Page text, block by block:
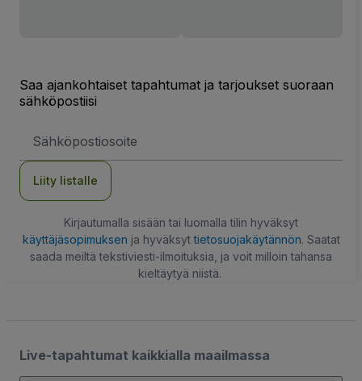
Saa ajankohtaiset tapahtumat ja tarjoukset suoraan
sähköpostiisi
Liity listalle
Kirjautumalla sisään tai luomalla tilin hyväksyt
käyttäjäsopimuksen ja hyväksyttietosuojakäytännön. Saatat
saada meiltä tekstiviesti-ilmoituksia, ja voit milloin tahansa
kieltäytyä niistä.
Live-tapahtumat kaikkialla maailmassa